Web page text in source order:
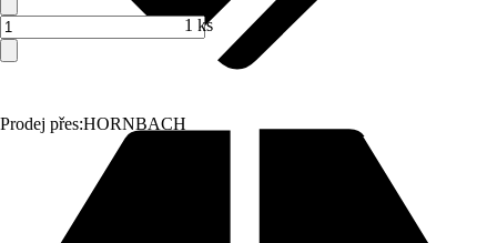
Prodej přes:HORNBACH
1 ks